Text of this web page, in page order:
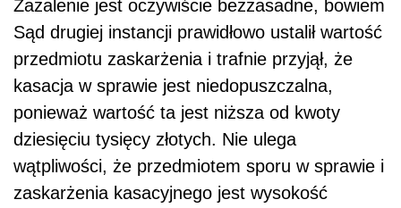
Zażalenie jest oczywiście bezzasadne, bowiem
Sąd drugiej instancji prawidłowo ustalił wartość
przedmiotu zaskarżenia i trafnie przyjął, że
kasacja w sprawie jest niedopuszczalna,
ponieważ wartość ta jest niższa od kwoty
dziesięciu tysięcy złotych. Nie ulega
wątpliwości, że przedmiotem sporu w sprawie i
zaskarżenia kasacyjnego jest wysokość